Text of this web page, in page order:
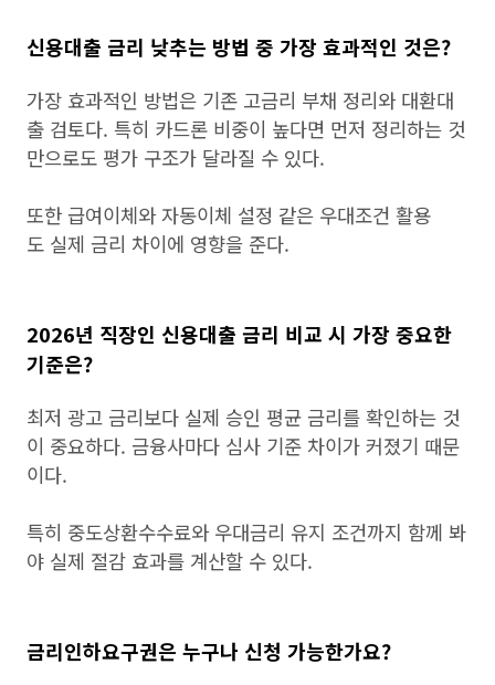
신용대출 금리 낮추는 방법 중 가장 효과적인 것은?
가장 효과적인 방법은 기존 고금리 부채 정리와 대환대
출 검토다. 특히 카드론 비중이 높다면 먼저 정리하는 것
만으로도 평가 구조가 달라질 수 있다.
또한 급여이체와 자동이체 설정 같은 우대조건 활용
도 실제 금리 차이에 영향을 준다.
2026년 직장인 신용대출 금리 비교 시 가장 중요한
기준은?
최저 광고 금리보다 실제 승인 평균 금리를 확인하는 것
이 중요하다. 금융사마다 심사 기준 차이가 커졌기 때문
이다.
특히 중도상환수수료와 우대금리 유지 조건까지 함께 봐
야 실제 절감 효과를 계산할 수 있다.
금리인하요구권은 누구나 신청 가능한가요?